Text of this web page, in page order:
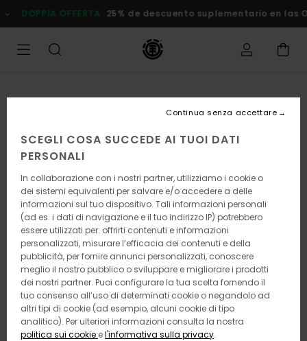
alle
informazioni
prodotto
DOPPIA OFFERTA 25% de descuento suplementario en
SCEGLI COSA SUCCEDE AI TUOI DATI
PERSONALI
In collaborazione con i nostri partner, utilizziamo i cookie o
dei sistemi equivalenti per salvare e/o accedere a delle
informazioni sul tuo dispositivo. Tali informazioni personali
(ad es. i dati di navigazione e il tuo indirizzo IP) potrebbero
essere utilizzati per: offrirti contenuti e informazioni
personalizzati, misurare l’efficacia dei contenuti e della
pubblicità, per fornire annunci personalizzati, conoscere
meglio il nostro pubblico o sviluppare e migliorare i prodotti
dei nostri partner. Puoi configurare la tua scelta fornendo il
tuo consenso all’uso di determinati cookie o negandolo ad
altri tipi di cookie (ad esempio, alcuni cookie di tipo
analitico). Per ulteriori informazioni consulta la nostra
politica sui cookie el'informativa sulla privacy.
Continua senza accettare